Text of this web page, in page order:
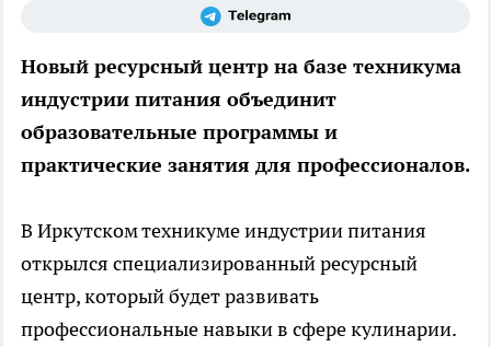
Новый ресурсный центр на базе техникума
индустрии питания объединит
образовательные программы и
практические занятия для профессионалов.
В Иркутском техникуме индустрии питания
открылся специализированный ресурсный
центр, который будет развивать
профессиональные навыки в сфере кулинарии.